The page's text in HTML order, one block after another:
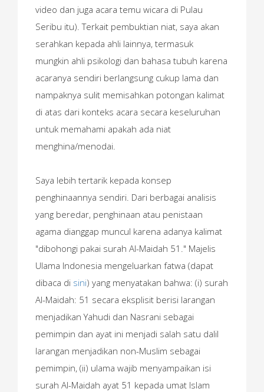
video dan juga acara temu wicara di Pulau
Seribu itu). Terkait pembuktian niat, saya akan
serahkan kepada ahli lainnya, termasuk
mungkin ahli psikologi dan bahasa tubuh karena
acaranya sendiri berlangsung cukup lama dan
nampaknya sulit memisahkan potongan kalimat
di atas dari konteks acara secara keseluruhan
untuk memahami apakah ada niat
menghina/menodai.
Saya lebih tertarik kepada konsep
penghinaannya sendiri. Dari berbagai analisis
yang beredar, penghinaan atau penistaan
agama dianggap muncul karena adanya kalimat
"dibohongi pakai surah Al-Maidah 51." Majelis
Ulama Indonesia mengeluarkan fatwa (dapat
dibaca di sini) yang menyatakan bahwa: (i) surah
Al-Maidah: 51 secara eksplisit berisi larangan
menjadikan Yahudi dan Nasrani sebagai
pemimpin dan ayat ini menjadi salah satu dalil
larangan menjadikan non-Muslim sebagai
pemimpin, (ii) ulama wajib menyampaikan isi
surah Al-Maidah ayat 51 kepada umat Islam